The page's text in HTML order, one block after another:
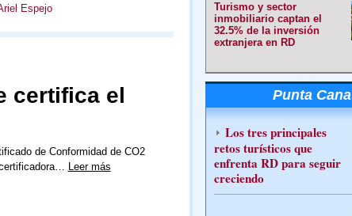
Espejo
certifica el
de Conformidad de CO2
Leer más
Turismo y sector
inmobiliario captan el
32.5% de la inversión
extranjera en RD
Punta Cana
Los tres principales
retos turísticos que
enfrenta RD para seguir
creciendo